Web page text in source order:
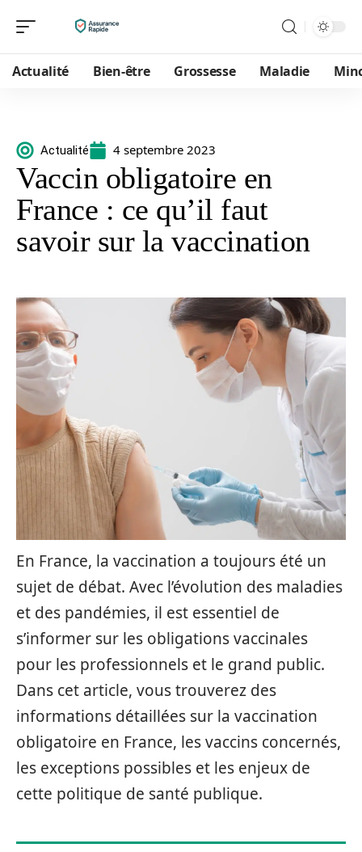
Actualité Bien-être Grossesse Maladie
Actualité 4 septembre 2023
Vaccin obligatoire en
France : ce qu’il faut
savoir sur la vaccination
En France, la vaccination a toujours été un
sujet de débat. Avec l’évolution des maladies
et des pandémies, il est essentiel de
s’informer sur les obligations vaccinales
pour les professionnels et le grand public.
Dans cet article, vous trouverez des
informations détaillées sur la vaccination
obligatoire en France, les vaccins concernés,
les exceptions possibles et les enjeux de
cette politique de santé publique.